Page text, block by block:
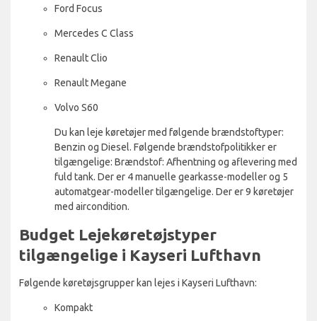
Ford Focus
Mercedes C Class
Renault Clio
Renault Megane
Volvo S60
Du kan leje køretøjer med følgende brændstoftyper:
Benzin og Diesel. Følgende brændstofpolitikker er
tilgængelige: Brændstof: Afhentning og aflevering med
fuld tank. Der er 4 manuelle gearkasse-modeller og 5
automatgear-modeller tilgængelige. Der er 9 køretøjer
med aircondition.
Budget Lejekøretøjstyper
tilgængelige i Kayseri Lufthavn
Følgende køretøjsgrupper kan lejes i Kayseri Lufthavn:
Kompakt